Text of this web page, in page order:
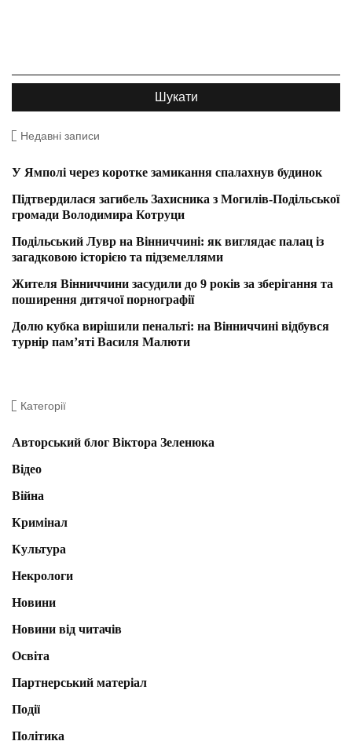
Недавні записи
У Ямполі через коротке замикання спалахнув будинок
Підтвердилася загибель Захисника з Могилів-Подільської
громади Володимира Котруци
Подільський Лувр на Вінниччині: як виглядає палац із
загадковою історією та підземеллями
Жителя Вінниччини засудили до 9 років за зберігання та
поширення дитячої порнографії
Долю кубка вирішили пенальті: на Вінниччині відбувся
турнір пам’яті Василя Малюти
Категорії
Авторський блог Віктора Зеленюка
Відео
Війна
Кримінал
Культура
Некрологи
Новини
Новини від читачів
Освіта
Партнерський матеріал
Події
Політика